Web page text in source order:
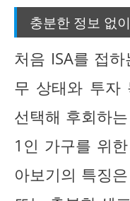
충분한 정보 없
처음 ISA를 접
무 상태와 투자
선택해 후회하
1인 가구를 위
아보기의 특징